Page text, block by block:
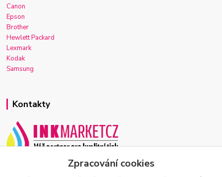
Canon
Epson
Brother
Hewlett Packard
Lexmark
Kodak
Samsung
Kontakty
Josef MacekZpracování cookies